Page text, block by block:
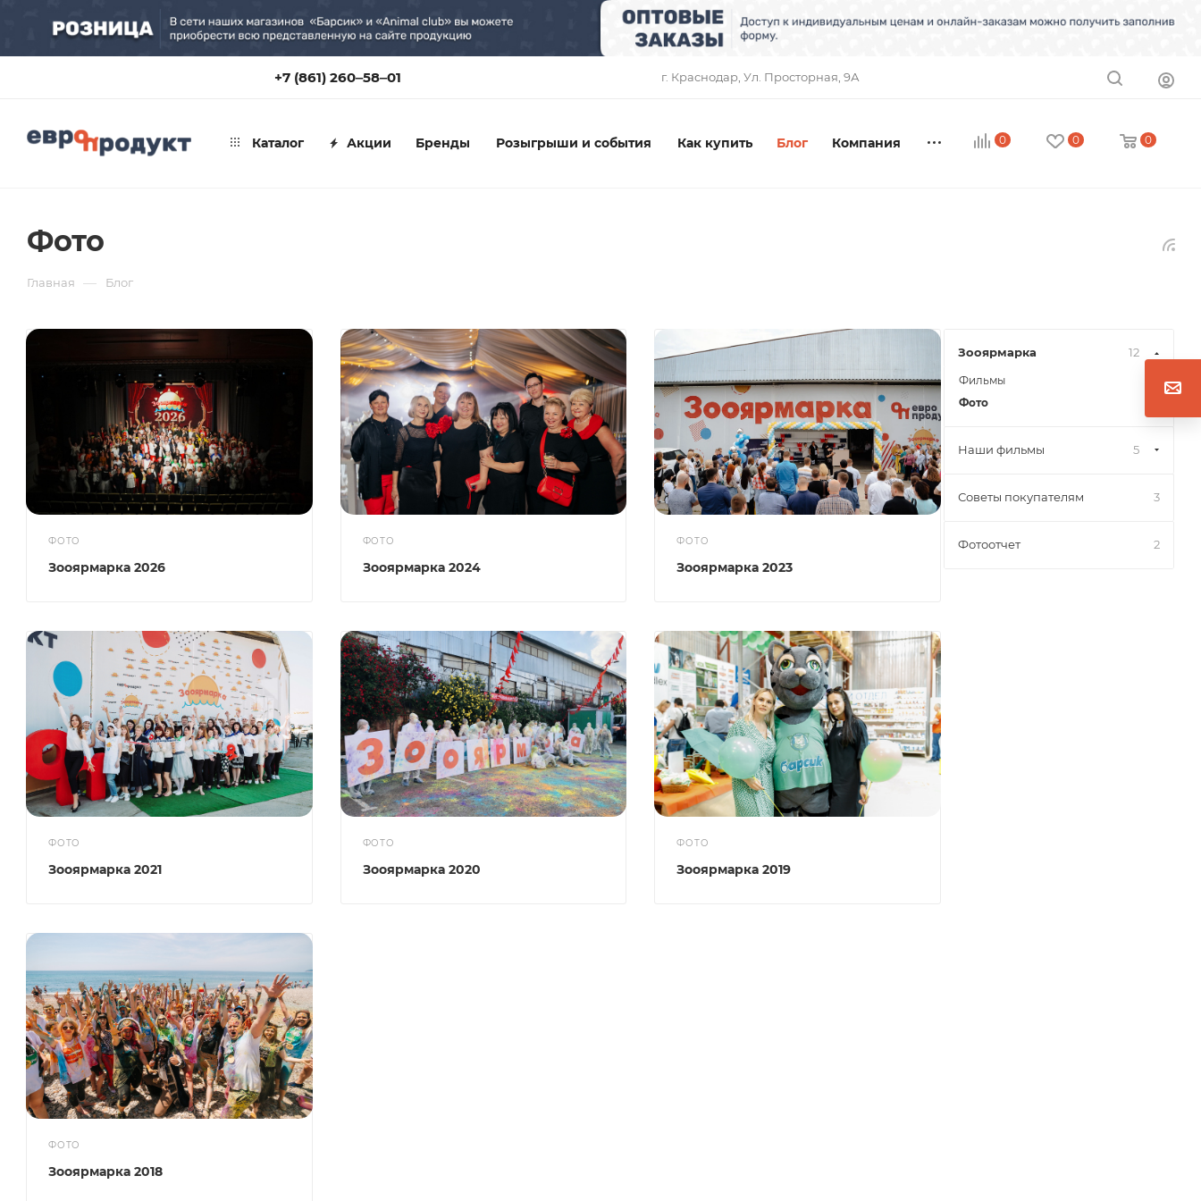
+7 (861) 260‒58‒01 г. Краснодар, ​Ул. Просторная, 9А
0 0 0
Каталог Акции Бренды Розыгрыши и события Как купить Блог Компания
Фото
Главная — Блог
ФОТО
Зооярмарка 2026
ФОТО
Зооярмарка 2024
ФОТО
Зооярмарка 2023
ФОТО
Зооярмарка 2021
ФОТО
Зооярмарка 2020
ФОТО
Зооярмарка 2019
ФОТО
Зооярмарка 2018
Зооярмарка 12
Фильмы
Фото
Наши фильмы 5
Советы покупателям 3
Фотоотчет 2